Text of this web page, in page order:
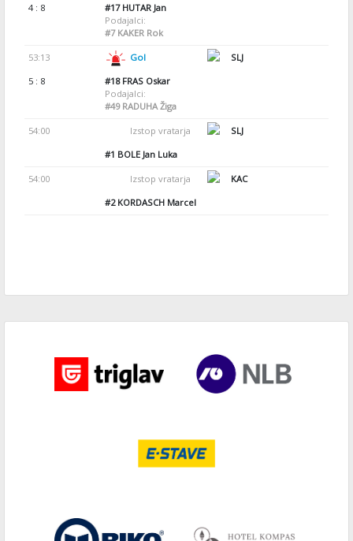
4 : 8
#17HUTAR Jan
Podajalci:
#7KAKER Rok
53:13 Gol
SLJ
5 : 8
#18FRAS Oskar
Podajalci:
#49RADUHA Žiga
54:00 Izstop vratarja
SLJ
#1 BOLE Jan Luka
54:00 Izstop vratarja
KAC
#2KORDASCH Marcel